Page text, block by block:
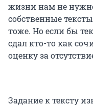
жизни нам не
собственные
тоже. Но если бы
сдал кто-то как
оценку за
Задание к тексту